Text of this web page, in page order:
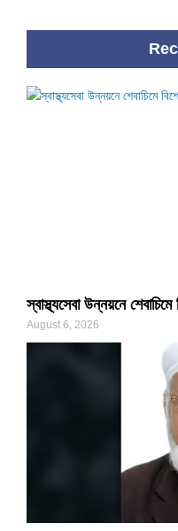
স্বাস্থ্যসেবা উন্নয়নে
August 6, 2026